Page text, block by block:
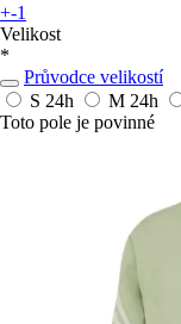
+-1
Velikost
*
Průvodce velikostí
S 24h M 24h
Toto pole je povinné